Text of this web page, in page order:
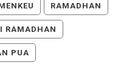
RAMADHAN
RAMADHAN
PUA